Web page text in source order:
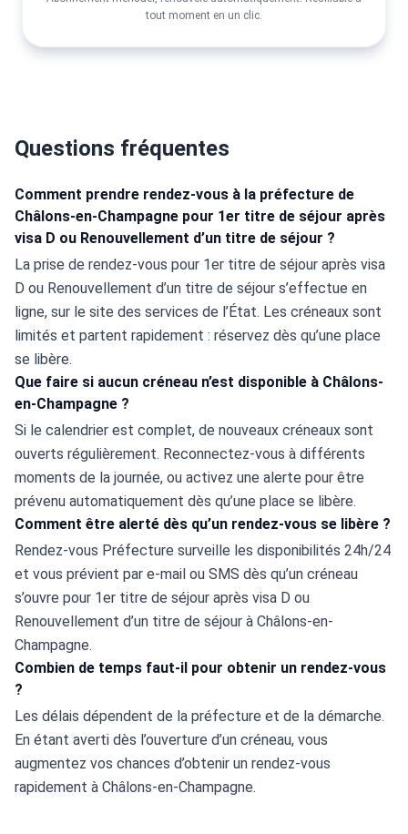
tout moment en un clic.
Questions fréquentes
Comment prendre rendez-vous à la préfecture de
Châlons-en-Champagne pour 1er titre de séjour après
visa D ou Renouvellement d’un titre de séjour ?
La prise de rendez-vous pour 1er titre de séjour après visa
D ou Renouvellement d’un titre de séjour s’effectue en
ligne, sur le site des services de l’État. Les créneaux sont
limités et partent rapidement : réservez dès qu’une place
se libère.
Que faire si aucun créneau n’est disponible à Châlons-
en-Champagne ?
Si le calendrier est complet, de nouveaux créneaux sont
ouverts régulièrement. Reconnectez-vous à différents
moments de la journée, ou activez une alerte pour être
prévenu automatiquement dès qu’une place se libère.
Comment être alerté dès qu’un rendez-vous se libère ?
Rendez-vous Préfecture surveille les disponibilités 24h/24
et vous prévient par e-mail ou SMS dès qu’un créneau
s’ouvre pour 1er titre de séjour après visa D ou
Renouvellement d’un titre de séjour à Châlons-en-
Champagne.
Combien de temps faut-il pour obtenir un rendez-vous
?
Les délais dépendent de la préfecture et de la démarche.
En étant averti dès l’ouverture d’un créneau, vous
augmentez vos chances d’obtenir un rendez-vous
rapidement à Châlons-en-Champagne.